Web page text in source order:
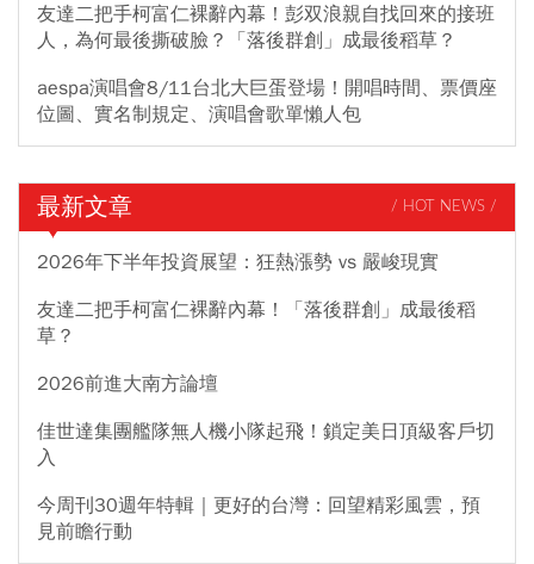
友達二把手柯富仁裸辭內幕！彭双浪親自找回來的接班
人，為何最後撕破臉？「落後群創」成最後稻草？
aespa演唱會8/11台北大巨蛋登場！開唱時間、票價座
位圖、實名制規定、演唱會歌單懶人包
最新文章 / HOT NEWS /
2026年下半年投資展望：狂熱漲勢 vs 嚴峻現實
友達二把手柯富仁裸辭內幕！「落後群創」成最後稻
草？
2026前進大南方論壇
佳世達集團艦隊無人機小隊起飛！鎖定美日頂級客戶切
入
今周刊30週年特輯｜更好的台灣：回望精彩風雲，預
見前瞻行動